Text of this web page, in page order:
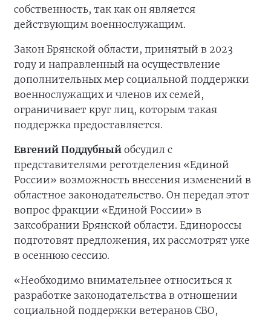
собственность, так как он является
действующим военнослужащим.
Закон Брянской области, принятый в 2023
году и направленный на осуществление
дополнительных мер социальной поддержки
военнослужащих и членов их семей,
ограничивает круг лиц, которым такая
поддержка предоставляется.
Евгений Поддубный обсудил с
представителями реготделения «Единой
России» возможность внесения изменений в
областное законодательство. Он передал этот
вопрос фракции «Единой России» в
заксобрании Брянской области. Единороссы
подготовят предложения, их рассмотрят уже
в осеннюю сессию.
«Необходимо внимательнее относиться к
разработке законодательства в отношении
социальной поддержки ветеранов СВО,